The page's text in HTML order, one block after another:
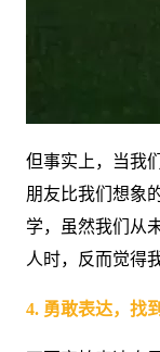
但事实上，当我
朋友比我们想象
学，虽然我们从
人时，反而觉得
4. 勇敢表达，找